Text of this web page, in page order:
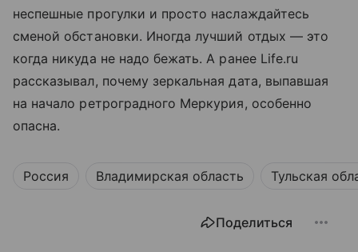
неспешные прогулки и просто наслаждайтесь
сменой обстановки. Иногда лучший отдых — это
когда никуда не надо бежать. А ранее Life.ru
рассказывал, почему зеркальная дата, выпавшая
на начало ретроградного Меркурия, особенно
опасна.
Россия Владимирская область Тульская
Поделиться